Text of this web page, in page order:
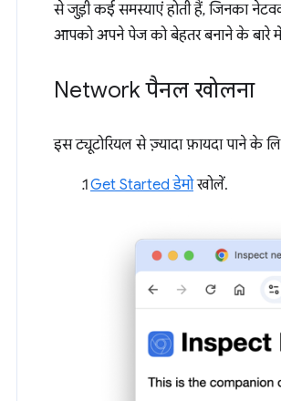
से जुड़ी कई समस्याएं होती हैं, जिनका
आपको अपने पेज को बेहतर बनाने के बारे
Network पैनल खोलना
इस ट्यूटोरियल से ज़्यादा फ़ायदा पाने के
Get Started डेमोखोलें.